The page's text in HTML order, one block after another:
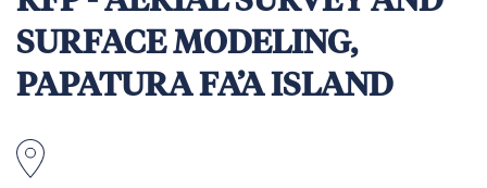
SURFACE MODELING,
PAPATURA FA’A ISLAND